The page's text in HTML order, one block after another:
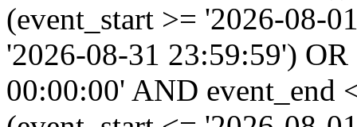
(event_start >= '2026-08-
'2026-08-31 23:59:59')
00:00:00' AND event_end